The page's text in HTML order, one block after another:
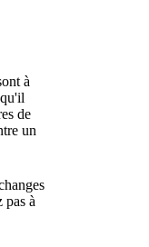
à
de
un
pas à